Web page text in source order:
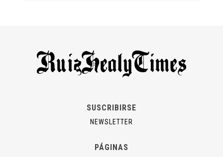
SUSCRIBIRSE
NEWSLETTER
PÁGINAS